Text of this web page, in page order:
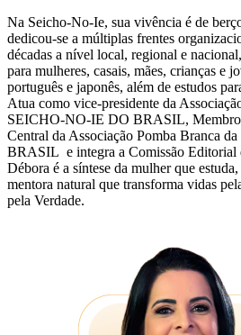
Na Seicho-No-Ie, sua vivência é de
dedicou-se a múltiplas frentes
décadas a nível local, regional e
para mulheres, casais, mães, crianças e
português e japonês, além de estudos
Atua como vice-presidente da
SEICHO-NO-IE DO BRASIL, Membro
Central da Associação Pomba Branca
BRASIL e integra a Comissão Editorial
Débora é a síntese da mulher que
mentora natural que transforma vidas
pela Verdade.